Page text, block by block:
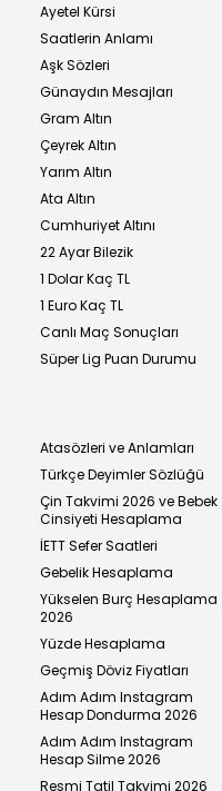
Ayetel Kürsi
Saatlerin Anlamı
Aşk Sözleri
Günaydın Mesajları
Gram Altın
Çeyrek Altın
Yarım Altın
Ata Altın
Cumhuriyet Altını
22 Ayar Bilezik
1 Dolar Kaç TL
1 Euro Kaç TL
Canlı Maç Sonuçları
Süper Lig Puan Durumu
Atasözleri ve Anlamları
Türkçe Deyimler Sözlüğü
Çin Takvimi 2026 ve Bebek
Cinsiyeti Hesaplama
İETT Sefer Saatleri
Gebelik Hesaplama
Yükselen Burç Hesaplama
2026
Yüzde Hesaplama
Geçmiş Döviz Fiyatları
Adım Adım Instagram
Hesap Dondurma 2026
Adım Adım Instagram
Hesap Silme 2026
Resmi Tatil Takvimi 2026